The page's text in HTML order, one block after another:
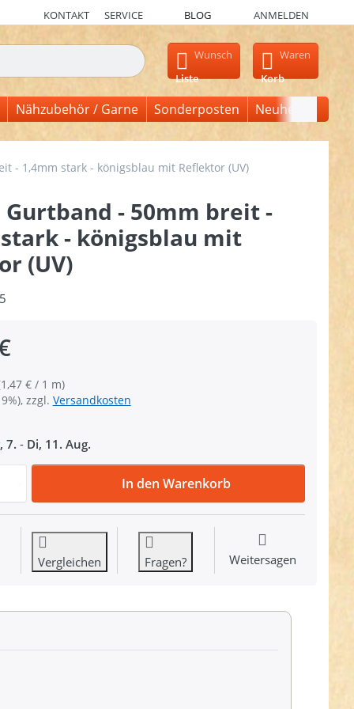
KONTAKT SERVICE BLOG ANMELDEN
erscheinen automatisch erste Ergebnisse. Drücken Sie die
Wunsch
Liste
Waren
Korb
Nähzubehör / Garne Sonderposten Neuheiten
- 1,4mm stark - königsblau mit Reflektor (UV)
Gurtband - 50mm breit -
- königsblau mit
(UV)
€ / 1 m)
zzgl. Versandkosten
7. - Di, 11. Aug.
10m PP Gurtband - 50mm breit - 1,4mm stark -
In den Warenkorb
Vergleichen Fragen? Weitersagen